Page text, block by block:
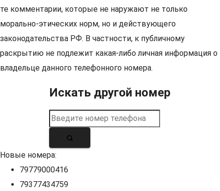
те комментарии, которые не наружают не только
морально-этических норм, но и действующего
законодательства РФ. В частности, к публичному
раскрытию не подлежит какая-либо личная информация о
владельце данного телефонного номера.
Искать другой номер
Новые номера:
79779000416
79377434759